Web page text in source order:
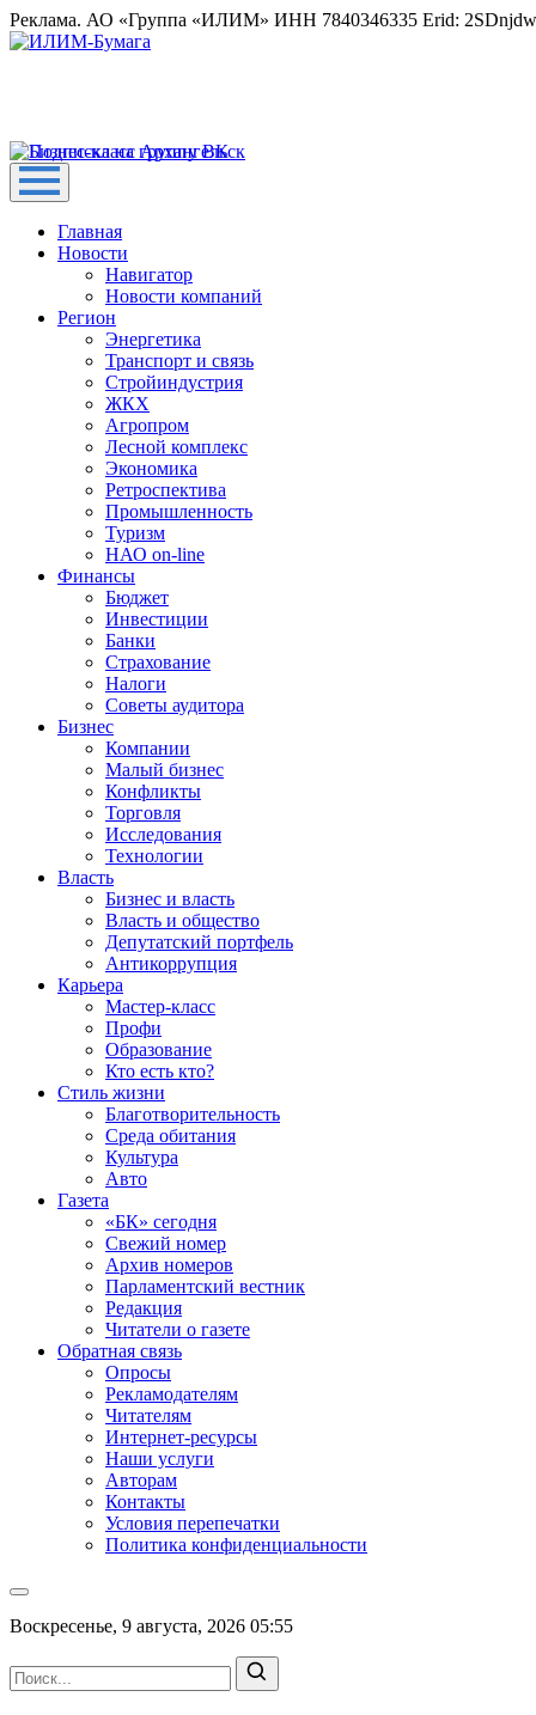
Реклама. АО «Группа «ИЛИМ» ИНН 7840346335 Erid:
Главная
Новости
Навигатор
Новости компаний
Регион
Энергетика
Транспорт и связь
Стройиндустрия
ЖКХ
Агропром
Лесной комплекс
Экономика
Ретроспектива
Промышленность
Туризм
НАО on-line
Финансы
Бюджет
Инвестиции
Банки
Страхование
Налоги
Советы аудитора
Бизнес
Компании
Малый бизнес
Конфликты
Торговля
Исследования
Технологии
Власть
Бизнес и власть
Власть и общество
Депутатский портфель
Антикоррупция
Карьера
Мастер-класс
Профи
Образование
Кто есть кто?
Стиль жизни
Благотворительность
Среда обитания
Культура
Авто
Газета
«БК» сегодня
Свежий номер
Архив номеров
Парламентский вестник
Редакция
Читатели о газете
Обратная связь
Опросы
Рекламодателям
Читателям
Интернет-ресурсы
Наши услуги
Авторам
Контакты
Условия перепечатки
Политика конфиденциальности
Воскресенье, 9 августа, 2026 05:55